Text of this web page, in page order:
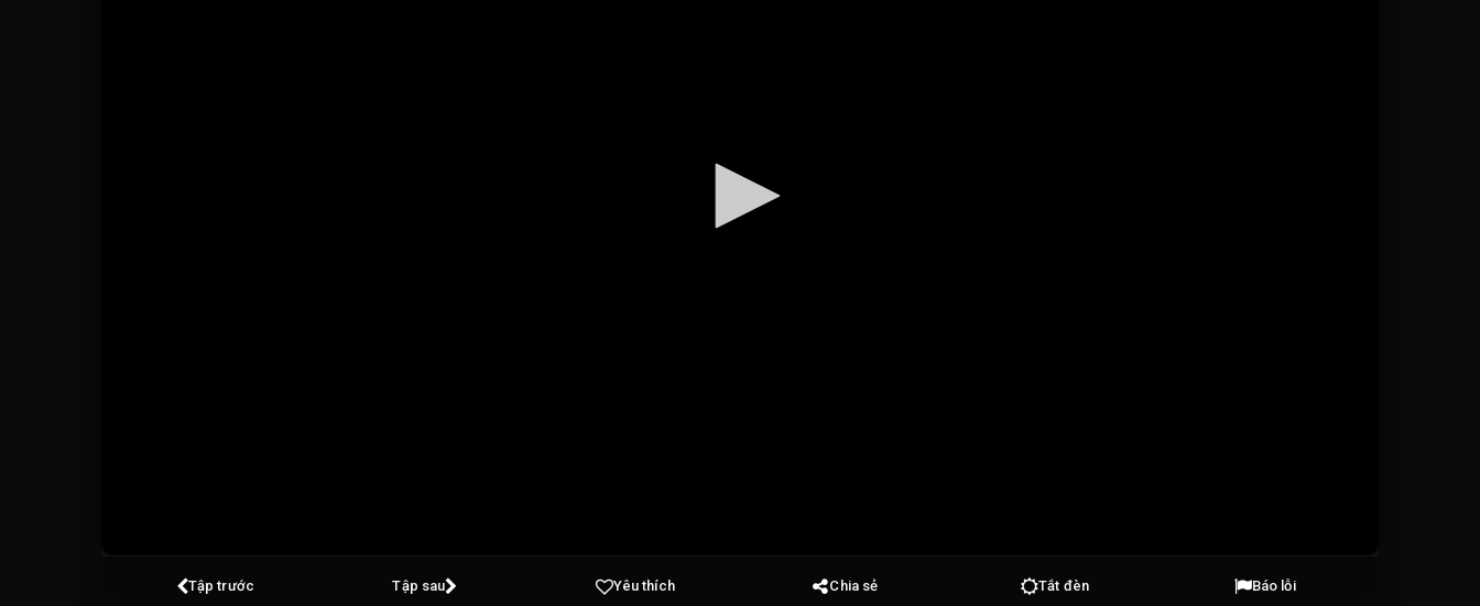
Tập trước Tập sau Yêu thích Chia sẻ Tắt đèn Báo lỗi